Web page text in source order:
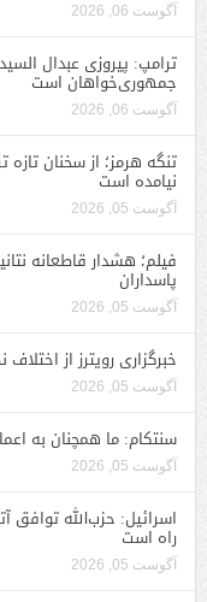
آگوست 06, 2026
ترامپ: پیروزی عبدال
جمهوری‌خواهان است
آگوست 06, 2026
تنگه هرمز؛ از سخنان
نیامده است
آگوست 05, 2026
فیلم؛ هشدار قاطعانه
پاسداران
آگوست 05, 2026
خبرگزاری رویترز از
آگوست 05, 2026
سنتکام: ما همچنان به
آگوست 05, 2026
اسرائیل: حزب‌الله
راه است
آگوست 05, 2026